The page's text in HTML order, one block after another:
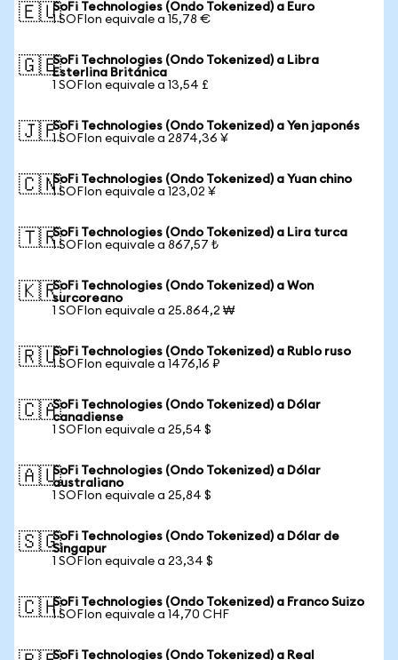
🇪🇺SoFi Technologies (Ondo Tokenized) a Euro
1 SOFIon equivale a 15,78 €
🇬🇧SoFi Technologies (Ondo Tokenized) a Libra
Esterlina Británica
1 SOFIon equivale a 13,54 £
🇯🇵SoFi Technologies (Ondo Tokenized) a Yen japonés
1 SOFIon equivale a 2874,36 ¥
🇨🇳SoFi Technologies (Ondo Tokenized) a Yuan chino
1 SOFIon equivale a 123,02 ¥
🇹🇷SoFi Technologies (Ondo Tokenized) a Lira turca
1 SOFIon equivale a 867,57 ₺
🇰🇷SoFi Technologies (Ondo Tokenized) a Won
surcoreano
1 SOFIon equivale a 25.864,2 ₩
🇷🇺SoFi Technologies (Ondo Tokenized) a Rublo ruso
1 SOFIon equivale a 1476,16 ₽
🇨🇦SoFi Technologies (Ondo Tokenized) a Dólar
canadiense
1 SOFIon equivale a 25,54 $
🇦🇺SoFi Technologies (Ondo Tokenized) a Dólar
australiano
1 SOFIon equivale a 25,84 $
🇸🇬SoFi Technologies (Ondo Tokenized) a Dólar de
Singapur
1 SOFIon equivale a 23,34 $
🇨🇭SoFi Technologies (Ondo Tokenized) a Franco Suizo
1 SOFIon equivale a 14,70 CHF
SoFi Technologies (Ondo Tokenized) a Real